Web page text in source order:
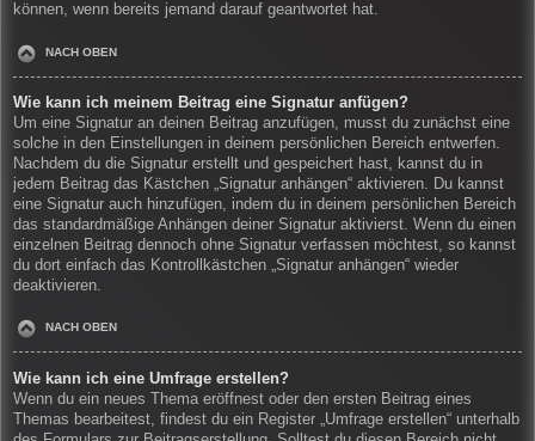
können, wenn bereits jemand darauf geantwortet hat.
NACH OBEN
Wie kann ich meinem Beitrag eine Signatur anfügen?
Um eine Signatur an deinen Beitrag anzufügen, musst du zunächst eine
solche in den Einstellungen in deinem persönlichen Bereich entwerfen.
Nachdem du die Signatur erstellt und gespeichert hast, kannst du in
jedem Beitrag das Kästchen „Signatur anhängen“ aktivieren. Du kannst
eine Signatur auch hinzufügen, indem du in deinem persönlichen Bereich
das standardmäßige Anhängen deiner Signatur aktivierst. Wenn du einen
einzelnen Beitrag dennoch ohne Signatur verfassen möchtest, so kannst
du dort einfach das Kontrollkästchen „Signatur anhängen“ wieder
deaktivieren.
NACH OBEN
Wie kann ich eine Umfrage erstellen?
Wenn du ein neues Thema eröffnest oder den ersten Beitrag eines
Themas bearbeitest, findest du ein Register „Umfrage erstellen“ unterhalb